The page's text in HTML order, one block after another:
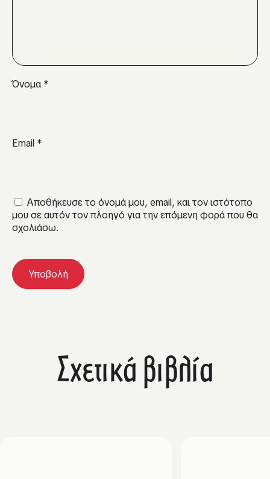
Όνομα *
Email *
Αποθήκευσε το όνομά μου, email, και τον ιστότοπο
μου σε αυτόν τον πλοηγό για την επόμενη φορά που θα
σχολιάσω.
Σχετικά βιβλία